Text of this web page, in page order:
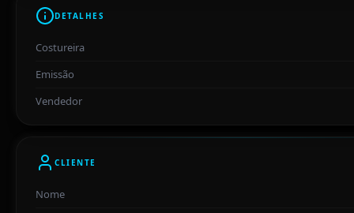
DETALHES
Costureira
Emissão
Vendedor
CLIENTE
Nome